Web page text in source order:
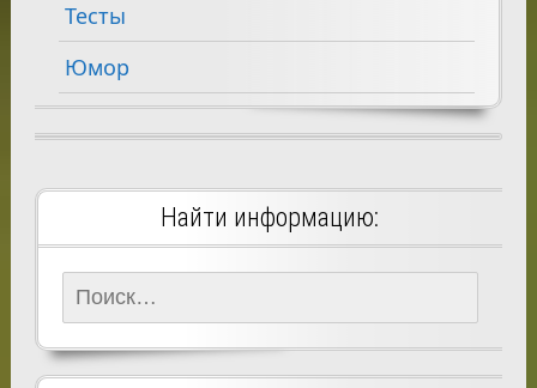
Тесты
Юмор
Найти информацию:
Найти: